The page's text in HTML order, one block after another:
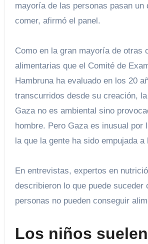
mayoría de las personas pasan un
comer, afirmó el panel.
Como en la gran mayoría de otras
alimentarias que el Comité de
Hambruna ha evaluado en los 20
transcurridos desde su creación,
Gaza no es ambiental sino
hombre. Pero Gaza es inusual por
la que la gente ha sido empujada
En entrevistas, expertos en
describieron lo que puede suceder
personas no pueden conseguir
Los niños suelen